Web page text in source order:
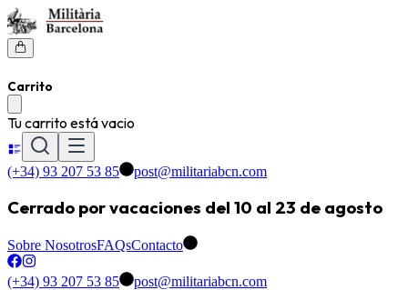
Carrito
Tu carrito está vacio
(+34) 93 207 53 85 post@militariabcn.com
Cerrado por vacaciones del 10 al 23 de agosto
Sobre NosotrosFAQsContacto
(+34) 93 207 53 85 post@militariabcn.com